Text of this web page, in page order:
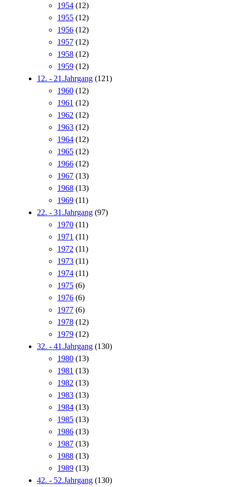
1954 (12)
1955 (12)
1956 (12)
1957 (12)
1958 (12)
1959 (12)
12. - 21.Jahrgang (121)
1960 (12)
1961 (12)
1962 (12)
1963 (12)
1964 (12)
1965 (12)
1966 (12)
1967 (13)
1968 (13)
1969 (11)
22. - 31.Jahrgang (97)
1970 (11)
1971 (11)
1972 (11)
1973 (11)
1974 (11)
1975 (6)
1976 (6)
1977 (6)
1978 (12)
1979 (12)
32. - 41.Jahrgang (130)
1980 (13)
1981 (13)
1982 (13)
1983 (13)
1984 (13)
1985 (13)
1986 (13)
1987 (13)
1988 (13)
1989 (13)
42. - 52.Jahrgang (130)